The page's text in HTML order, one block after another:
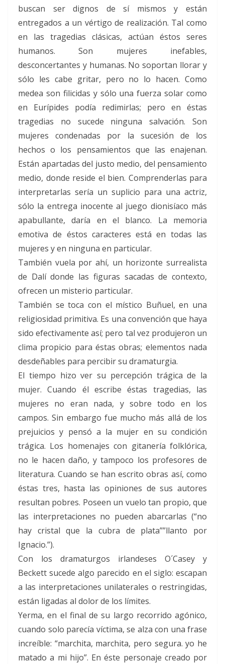
buscan ser dignos de sí mismos y están
entregados a un vértigo de realización. Tal como
en las tragedias clásicas, actúan éstos seres
humanos. Son mujeres inefables,
desconcertantes y humanas. No soportan llorar y
sólo les cabe gritar, pero no lo hacen. Como
medea son filicidas y sólo una fuerza solar como
en Eurípides podía redimirlas; pero en éstas
tragedias no sucede ninguna salvación. Son
mujeres condenadas por la sucesión de los
hechos o los pensamientos que las enajenan.
Están apartadas del justo medio, del pensamiento
medio, donde reside el bien. Comprenderlas para
interpretarlas sería un suplicio para una actriz,
sólo la entrega inocente al juego dionisíaco más
apabullante, daría en el blanco. La memoria
emotiva de éstos caracteres está en todas las
mujeres y en ninguna en particular.
También vuela por ahí, un horizonte surrealista
de Dalí donde las figuras sacadas de contexto,
ofrecen un misterio particular.
También se toca con el místico Buñuel, en una
religiosidad primitiva. Es una convención que haya
sido efectivamente así; pero tal vez produjeron un
clima propicio para éstas obras; elementos nada
desdeñables para percibir su dramaturgia.
El tiempo hizo ver su percepción trágica de la
mujer. Cuando él escribe éstas tragedias, las
mujeres no eran nada, y sobre todo en los
campos. Sin embargo fue mucho más allá de los
prejuicios y pensó a la mujer en su condición
trágica. Los homenajes con gitanería folklórica,
no le hacen daño, y tampoco los profesores de
literatura. Cuando se han escrito obras así, como
éstas tres, hasta las opiniones de sus autores
resultan pobres. Poseen un vuelo tan propio, que
las interpretaciones no pueden abarcarlas (“no
hay cristal que la cubra de plata””llanto por
Ignacio.”).
Con los dramaturgos irlandeses O´Casey y
Beckett sucede algo parecido en el siglo: escapan
a las interpretaciones unilaterales o restringidas,
están ligadas al dolor de los límites.
Yerma, en el final de su largo recorrido agónico,
cuando solo parecía víctima, se alza con una frase
increíble: “marchita, marchita, pero segura. yo he
matado a mi hijo”. En éste personaje creado por